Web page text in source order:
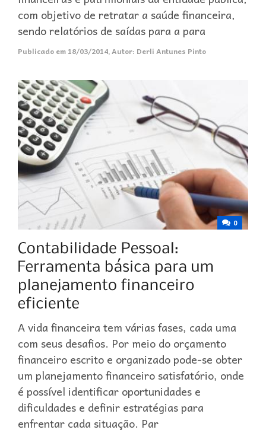
com objetivo de retratar a saúde financeira,
sendo relatórios de saídas para a para
Publicado em 18/03/2014,Autor: Derli Antunes Pinto
0
A vida financeira tem várias fases, cada uma
com seus desafios. Por meio do orçamento
financeiro escrito e organizado pode-se obter
um planejamento financeiro satisfatório, onde
é possível identificar oportunidades e
dificuldades e definir estratégias para
enfrentar cada situação. Par